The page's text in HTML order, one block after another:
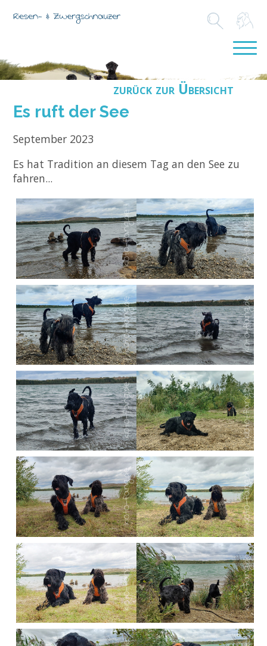
zurück zur Übersicht
Es ruft der See
September 2023
Es hat Tradition an diesem Tag an den See zu
fahren...